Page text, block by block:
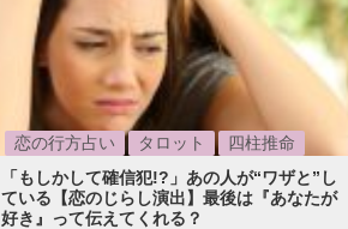
恋の行方占い タロット
四柱推命
「もしかして確信犯!?」あの人が“ワザと”し
ている【恋のじらし演出】最後は『あなたが
好き』って伝えてくれる？